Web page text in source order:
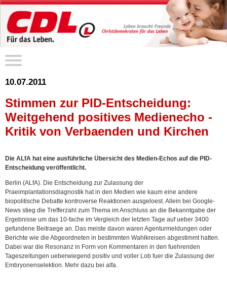
10.07.2011
Stimmen zur PID-Entscheidung:
Weitgehend positives Medienecho -
Kritik von Verbaenden und Kirchen
Die ALfA hat eine ausführliche Übersicht des Medien-Echos auf die PID-
Entscheidung veröffentlicht.
Berlin (ALfA). Die Entscheidung zur Zulassung der
Praeimplantationsdiagnostik hat in den Medien wie kaum eine andere
biopolitische Debatte kontroverse Reaktionen ausgeloest. Allein bei Google-
News stieg die Trefferzahl zum Thema im Anschluss an die Bekanntgabe der
Ergebnisse um das 10-fache im Vergleich der letzten Tage auf ueber 3400
gefundene Beitraege an. Das meiste davon waren Agenturmeldungen oder
Berichte wie die Abgeordneten in bestimmten Wahlkreisen abgestimmt hatten.
Dabei war die Resonanz in Form von Kommentaren in den fuehrenden
Tageszeitungen ueberwiegend positiv und voller Lob fuer die Zulassung der
Embryonenselektion. Mehr dazu bei alfa.